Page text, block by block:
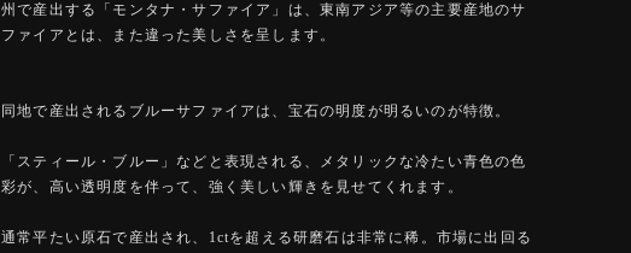
州で産出する「モンタナ・サファイア」は、東南アジア等の主要産地のサ
ファイアとは、また違った美しさを呈します。
同地で産出されるブルーサファイアは、宝石の明度が明るいのが特徴。
「スティール・ブルー」などと表現される、メタリックな冷たい青色の色
彩が、高い透明度を伴って、強く美しい輝きを見せてくれます。
通常平たい原石で産出され、1ctを超える研磨石は非常に稀。市場に出回る